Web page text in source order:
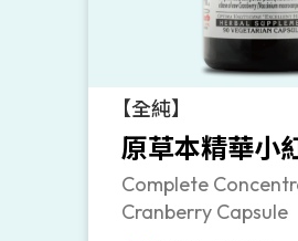
【全純】
原草本精華小
Complete
Cranberry Capsule